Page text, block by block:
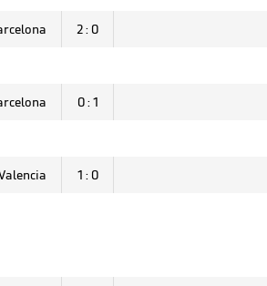
2 : 0
0 : 1
1 : 0